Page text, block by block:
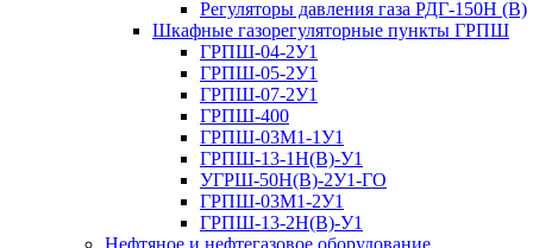
Регуляторы давления газа РДГ-150Н (В)
Шкафные газорегуляторные пункты ГРПШ
ГРПШ-04-2У1
ГРПШ-05-2У1
ГРПШ-07-2У1
ГРПШ-400
ГРПШ-03М1-1У1
ГРПШ-13-1Н(В)-У1
УГРШ-50Н(В)-2У1-ГО
ГРПШ-03М1-2У1
ГРПШ-13-2Н(В)-У1
Нефтяное и нефтегазовое оборудование